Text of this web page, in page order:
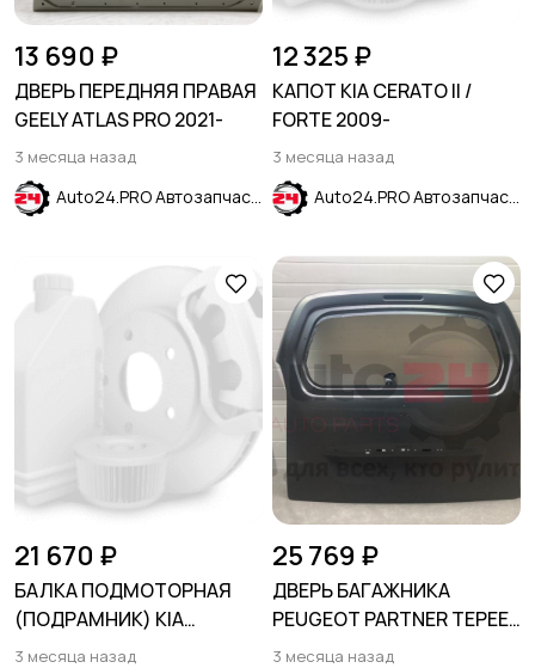
13 690 ₽
ДВЕРЬ ПЕРЕДНЯЯ ПРАВАЯ
GEELY ATLAS PRO 2021-
3 месяца назад
Auto24.PRO Автозапчасти
12 325 ₽
КАПОТ KIA CERATO II /
FORTE 2009-
3 месяца назад
Auto24.PRO Автозапчасти
21 670 ₽
БАЛКА ПОДМОТОРНАЯ
(ПОДРАМНИК) KIA
SORENTO 2009-2020
3 месяца назад
25 769 ₽
ДВЕРЬ БАГАЖНИКА
PEUGEOT PARTNER TEPEE
B9 2008-
3 месяца назад